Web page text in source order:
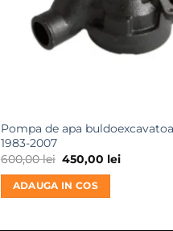
Pompa de apa
1983-2007
600,00lei Prețul
inițial
a
fost:
450,00 leiPrețul
ADAUGA IN COS